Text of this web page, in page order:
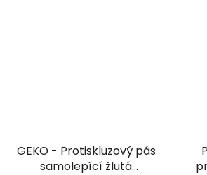
GEKO - Protiskluzový pás
samolepící žlutá